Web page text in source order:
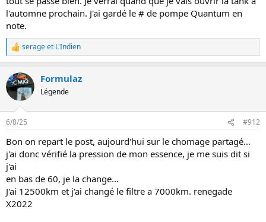
l'automne prochain. J'ai gardé le # de pompe Quantum en
note.
L
e
r
é
a
i
n
s
:
serageet L'Indien
Formulaz
Légende
6/8/25 #912
Bon on repart le post, aujourd'hui sur le chomage partagé...
j'ai donc vérifié la pression de mon essence, je me suis dit si
j'ai
en bas de 60, je la change...
J'ai 12500km et j'ai changé le filtre a 7000km. renegade
X2022